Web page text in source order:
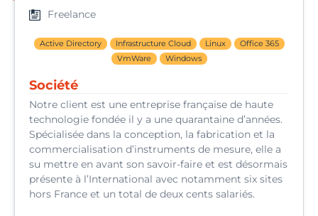
Freelance
Active Directory Infrastructure Cloud Linux
Office 365
VmWare
Windows
Société
Notre client est une entreprise française de haute
technologie fondée il y a une quarantaine d’années.
Spécialisée dans la conception, la fabrication et la
commercialisation d’instruments de mesure, elle a
su mettre en avant son savoir-faire et est désormais
présente à l’International avec notamment six sites
hors France et un total de deux cents salariés.